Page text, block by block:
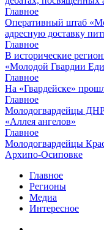
Главное
Оперативный штаб
адресную доставку
Главное
В исторические
«Молодой Гвардии
Главное
На «Гвардейске»
Главное
Молодогвардейцы
«Аллея ангелов»
Главное
Молодогвардейцы
Архипо-Осиповке
Главное
Регионы
Медиа
Интересное